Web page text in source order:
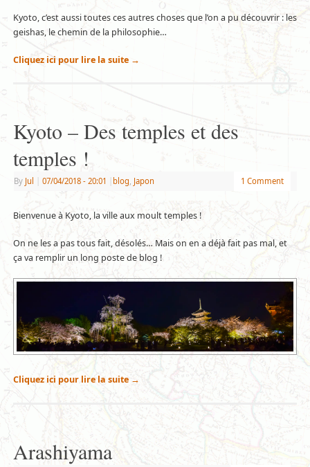
Kyoto, c’est aussi toutes ces autres choses que l’on a pu découvrir : les
geishas, le chemin de la philosophie…
Cliquez ici pour lire la suite →
Kyoto – Des temples et des
temples !
By Jul 07/04/2018 - 20:01 blog, Japon 1 Comment
Bienvenue à Kyoto, la ville aux moult temples !
On ne les a pas tous fait, désolés… Mais on en a déjà fait pas mal, et
ça va remplir un long poste de blog !
Cliquez ici pour lire la suite →
Arashiyama